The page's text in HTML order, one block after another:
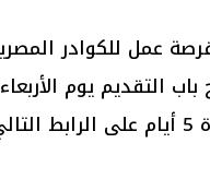
الإعلان الثاني توفير 200 فرصة
2025، ومن المتوقع أن يستمر لمدة 5 أيام على الرابط